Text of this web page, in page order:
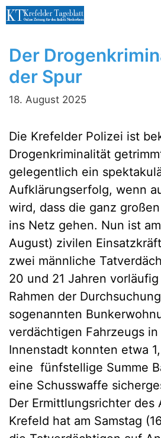
Zum
Inhalt
Der
der Spur
18. August 2025
Die Krefelder Polizei ist
Drogenkriminalität
gelegentlich ein
Aufklärungserfolg, wenn
wird, dass die ganz
ins Netz gehen. Nun ist
August) zivilen
zwei männliche
20 und 21 Jahren
Rahmen der
sogenannten
verdächtigen Fahrzeugs
Innenstadt konnten etwa
eine fünfstellige Summe
eine Schusswaffe
Der Ermittlungsrichter des
Krefeld hat am Samstag